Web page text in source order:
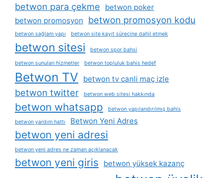
betwon para çekme
betwon poker
betwon promosyon
betwon promosyon kodu
betwon sağlam yapı betwon site kayıt sürecine dahil etmek
betwon sitesi betwon spor bahsi
betwon sunulan hizmetler betwon topluluk bahis hedef
Betwon TV betwon tv canli maç izle
betwon twitter betwon web sitesi hakkında
betwon whatsapp
betwon yapılandırılmış bahis
betwon yardım hattı
Betwon Yeni Adres
betwon yeni adresi
betwon yeni adres ne zaman açıklanacak
betwon yeni giris betwon yüksek kazanç